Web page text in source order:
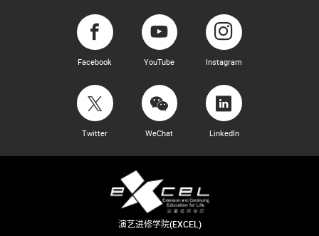
Facebook YouTube Instagram
Twitter WeChat LinkedIn
演艺进修学院(EXCEL)